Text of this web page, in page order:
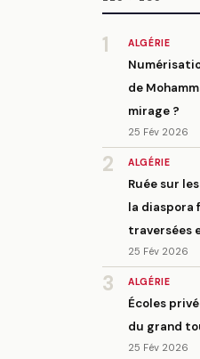
1 ALGÉRIE
de
mirage ?
25 Fév 2026
2 ALGÉRIE
Ruée sur
la diaspora
traversées
25 Fév 2026
3 ALGÉRIE
Écoles
du grand
25 Fév 2026